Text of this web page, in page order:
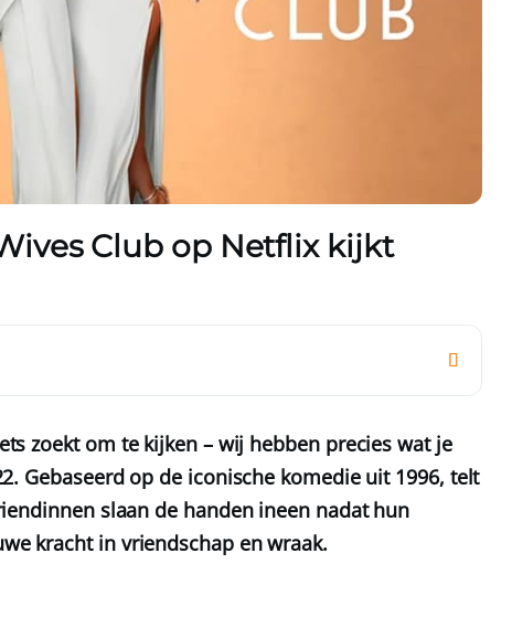
Club op Netflix kijkt
zoekt om te kijken – wij hebben precies wat je
Gebaseerd op de iconische komedie uit 1996, telt
slaan de handen ineen nadat hun
kracht in vriendschap en wraak.